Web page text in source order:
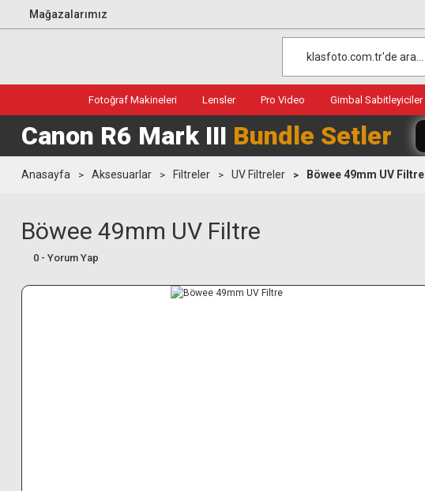
Mağazalarımız
Fotoğraf Makineleri Lensler Pro Video Gimbal Sabitleyiciler
Canon R6 Mark III Bundle Setler
Anasayfa Aksesuarlar Filtreler UV Filtreler Böwee 49mm UV Filtre
Böwee 49mm UV Filtre
0 - Yorum Yap